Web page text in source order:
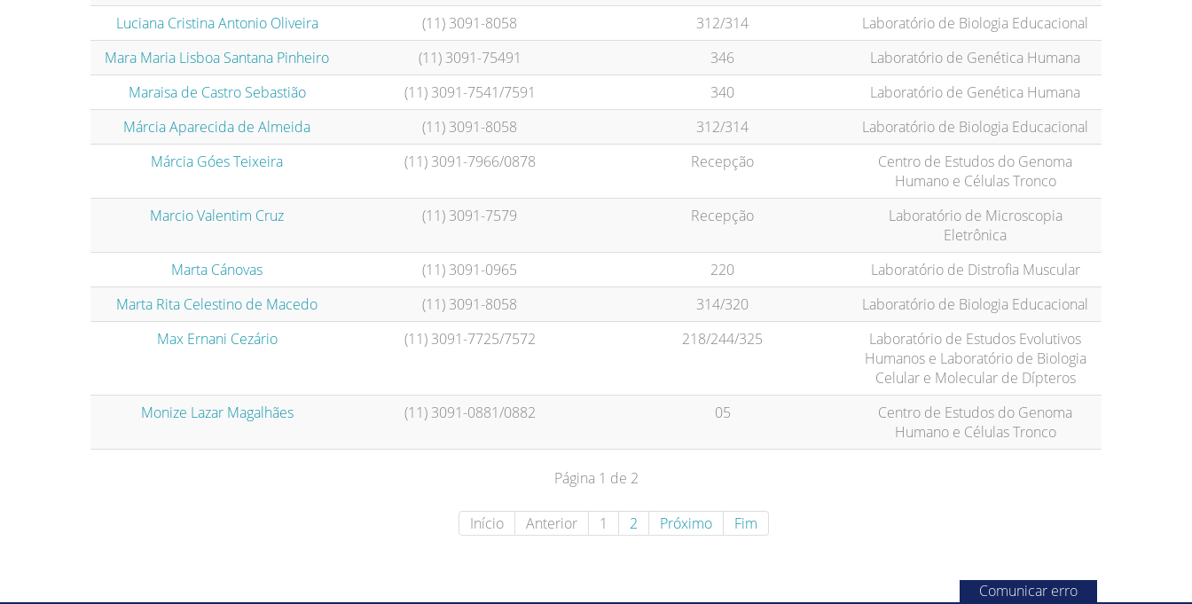
Luciana Cristina Antonio Oliveira
(11) 3091-8058 312/314
Laboratório de Biologia Educacional
Mara Maria Lisboa Santana Pinheiro
(11) 3091-75491 346
Laboratório de Genética Humana
Maraisa de Castro Sebastião
(11) 3091-7541/7591 340
Laboratório de Genética Humana
Márcia Aparecida de Almeida
(11) 3091-8058 312/314
Laboratório de Biologia Educacional
Márcia Góes Teixeira
(11) 3091-7966/0878 Recepção
Centro de Estudos do Genoma
Humano e Células Tronco
Marcio Valentim Cruz
(11) 3091-7579 Recepção
Laboratório de Microscopia
Eletrônica
Marta Cánovas
(11) 3091-0965 220
Laboratório de Distrofia Muscular
Marta Rita Celestino de Macedo
(11) 3091-8058 314/320
Laboratório de Biologia Educacional
Max Ernani Cezário
(11) 3091-7725/7572 218/244/325
Laboratório de Estudos Evolutivos
Humanos e Laboratório de Biologia
Celular e Molecular de Dípteros
Monize Lazar Magalhães
(11) 3091-0881/0882 05
Centro de Estudos do Genoma
Humano e Células Tronco
Página 1 de 2
Início Anterior 1 2 Próximo Fim
Comunicar erro